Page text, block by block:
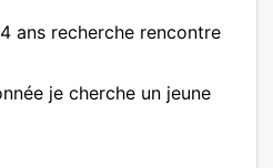
ans recherche rencontre
je cherche un jeune